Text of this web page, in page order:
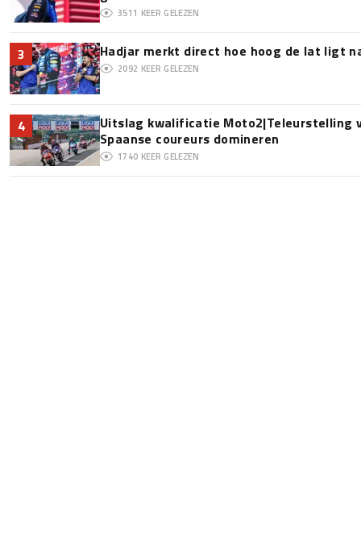
3511 KEER GELEZEN
3 Hadjar merkt direct hoe hoog de lat ligt
2092 KEER GELEZEN
4
Uitslag kwalificatie Moto2|Teleurstelling
Spaanse coureurs domineren
1740 KEER GELEZEN